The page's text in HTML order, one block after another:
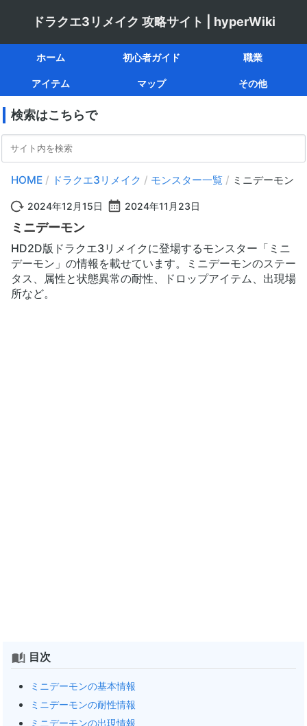
ドラクエ3リメイク 攻略サイト | hyperWiki
ホーム 初心者ガイド 職業
アイテム マップ その他
検索はこちらで
HOME / ドラクエ3リメイク / モンスター一覧 / ミニデーモン
2024年12月15日 2024年11月23日
ミニデーモン
HD2D版ドラクエ3リメイクに登場するモンスター「ミニ
デーモン」の情報を載せています。ミニデーモンのステー
タス、属性と状態異常の耐性、ドロップアイテム、出現場
所など。
目次
ミニデーモンの基本情報
ミニデーモンの耐性情報
ミニデーモンの出現情報
メ
獣 竜 飛行 虫 海
ル
出現率